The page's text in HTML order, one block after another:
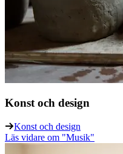
Konst och design
Konst och design
Läs vidare om "Musik"